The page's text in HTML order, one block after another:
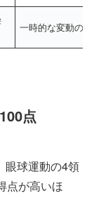
一時的な変動の
点
眼球運動の4領
点が高いほ